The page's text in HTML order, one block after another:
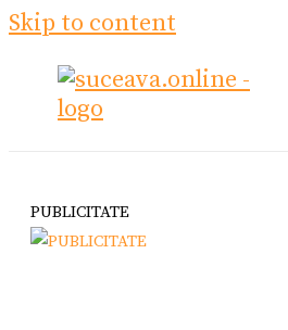
Skip to content
PUBLICITATE